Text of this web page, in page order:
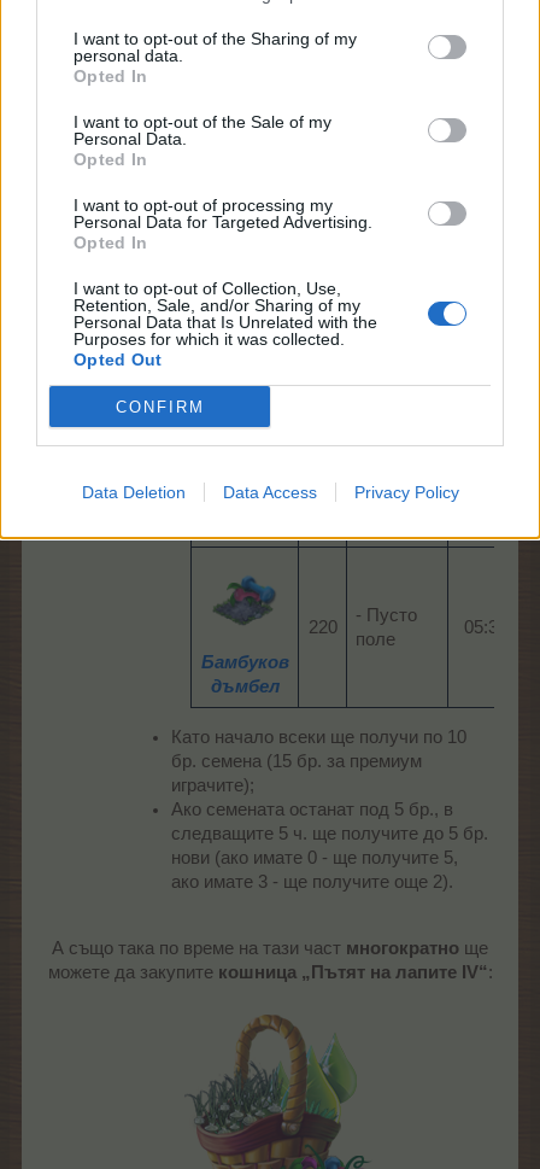
I want to opt-out of the Sharing of my
personal data.
Opted In
I want to opt-out of the Sale of my
Personal Data.
Opted In
I want to opt-out of processing my
Personal Data for Targeted Advertising.
Opted In
I want to opt-out of Collection, Use,
Retention, Sale, and/or Sharing of my
Personal Data that Is Unrelated with the
Purposes for which it was collected.
Opted Out
CONFIRM
Data Deletion Data Access Privacy Policy
Team Farmerama BG
Пътят на лапите IV
Начало: 02.04.2023 г. в 15:00 ч.
За този куест ще трябва да отглеждате
бамбуков
дъмбел:​
Бамбуков
дъмбел
220​
- Пусто
поле
05:30​
Като начало всеки ще получи по 10
бр. семена (15 бр. за премиум
играчите);
Ако семената останат под 5 бр., в
следващите 5 ч. ще получите до 5 бр.
нови (ако имате 0 - ще получите 5,
ако имате 3 - ще получите още 2).
А също така по време на тази част многократно ще
можете да закупите кошница „Пътят на лапите IV“: